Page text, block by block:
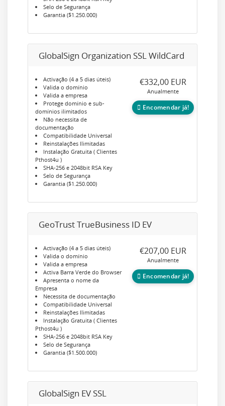
Selo de Segurança
Garantia ($1.250.000)
GlobalSign Organization SSL WildCard
Activação (4 a 5 dias úteis)
Valida o domínio
Valida a empresa
Protege domínio e sub-
domínios ilimitados
Não necessita de
documentação
Compatibilidade Universal
Reinstalações Ilimitadas
Instalação Gratuita ( Clientes
Pthost4u )
SHA-256 e 2048bit RSA Key
Selo de Segurança
Garantia ($1.250.000)
€332,00 EUR
Anualmente
Encomendar já!
GeoTrust TrueBusiness ID EV
Activação (4 a 5 dias úteis)
Valida o domínio
Valida a empresa
Activa Barra Verde do Browser
Apresenta o nome da
Empresa
Necessita de documentação
Compatibilidade Universal
Reinstalações Ilimitadas
Instalação Gratuita ( Clientes
Pthost4u )
SHA-256 e 2048bit RSA Key
Selo de Segurança
Garantia ($1.500.000)
€207,00 EUR
Anualmente
Encomendar já!
GlobalSign EV SSL